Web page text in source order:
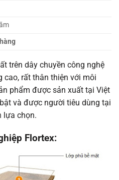
trên dây chuyền công nghệ
rất thân thiện với môi
phẩm được sản xuất tại Việt
và được người tiêu dùng tại
lựa chọn.
Flortex: